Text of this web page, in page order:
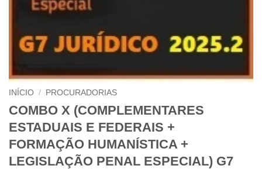
INÍCIO / PROCURADORIAS
COMBO X (COMPLEMENTARES
ESTADUAIS E FEDERAIS +
FORMAÇÃO HUMANÍSTICA +
LEGISLAÇÃO PENAL ESPECIAL) G7